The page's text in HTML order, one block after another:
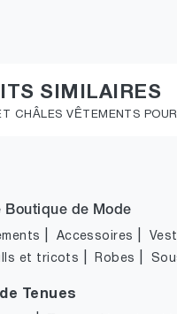
SIMILAIRES
CHÂLES VÊTEMENTS
Boutique de Mode
Accessoires
et tricots Robes
Tenues